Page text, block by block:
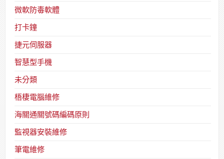
微軟防毒軟體
打卡鐘
捷元伺服器
智慧型手機
未分類
梧棲電腦維修
海關通關號碼編碼原則
監視器安裝維修
筆電維修